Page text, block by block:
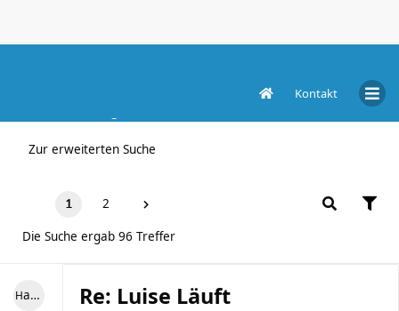
Kontakt
Zur erweiterten Suche
1 2
Die Suche ergab 96 Treffer
Harriersand reloaded Re: Luise Läuft